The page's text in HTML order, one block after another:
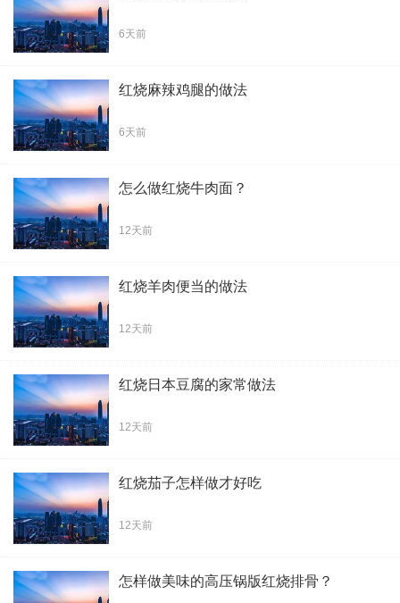
6天前
红烧麻辣鸡腿的做法
6天前
怎么做红烧牛肉面？
12天前
红烧羊肉便当的做法
12天前
红烧日本豆腐的家常做法
12天前
红烧茄子怎样做才好吃
12天前
怎样做美味的高压锅版红烧排骨？